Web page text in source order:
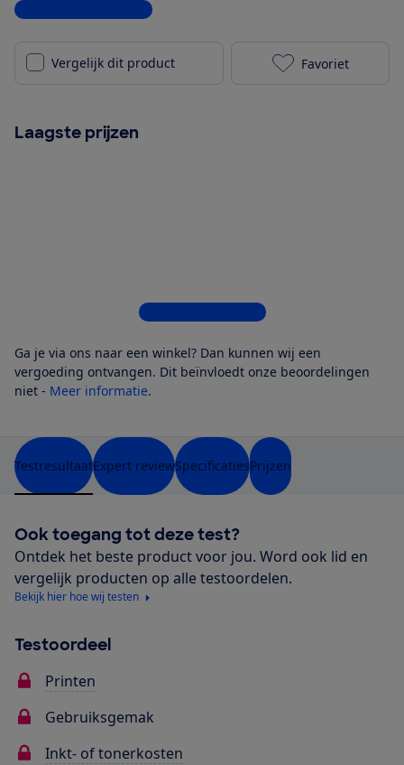
Bekijk alle specificaties
Vergelijk dit product Epson
Favoriet
Laagste prijzen
Bekijk alle 12 winkels
Ga je via ons naar een winkel? Dan kunnen wij een
vergoeding ontvangen. Dit beïnvloedt onze beoordelingen
niet - Meer informatie.
TestresultaatExpert reviewSpecificatiesPrijzen
Ook toegang tot deze test?
Ontdek het beste product voor jou. Word ook lid en
vergelijk producten op alle testoordelen.
Bekijk hier hoe wij testen
Testoordeel
Printen
Gebruiksgemak
Inkt- of tonerkosten